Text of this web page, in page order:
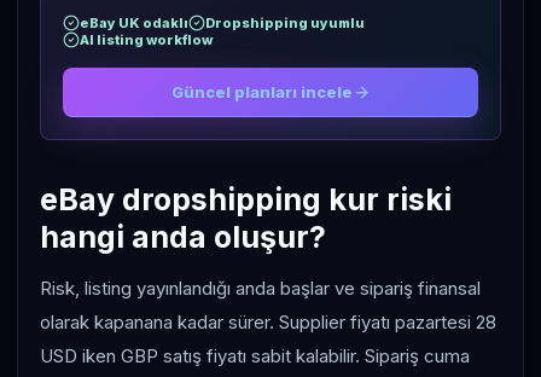
eBay UK odaklı
Dropshipping uyumlu
AI listing workflow
Güncel planları incele
eBay dropshipping kur riski
hangi anda oluşur?
Risk, listing yayınlandığı anda başlar ve sipariş finansal
olarak kapanana kadar sürer. Supplier fiyatı pazartesi 28
USD iken GBP satış fiyatı sabit kalabilir. Sipariş cuma